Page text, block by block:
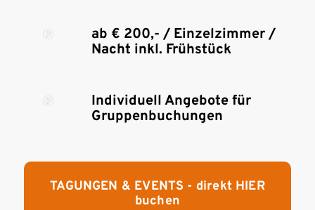
ab € 200,- / Einzelzimmer /
Nacht inkl. Frühstück
Individuell Angebote für
Gruppenbuchungen
TAGUNGEN & EVENTS - direkt HIER
buchen